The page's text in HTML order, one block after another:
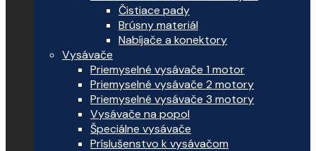
Čistiace pady
Brúsny materiál
Nabíjače a konektory
Vysávače
Priemyselné vysávače 1 motor
Priemyselné vysávače 2 motory
Priemyselné vysávače 3 motory
Vysávače na popol
Špeciálne vysávače
Príslušenstvo k vysávačom